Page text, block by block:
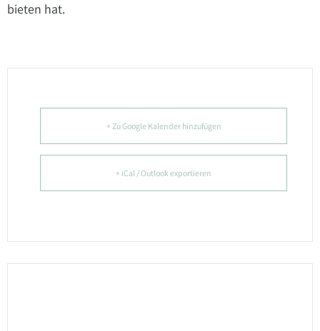
bieten hat.
+ Zu Google Kalender hinzufügen
+ iCal / Outlook exportieren